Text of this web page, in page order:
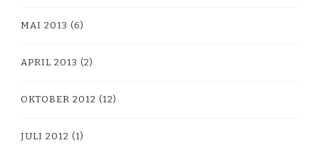
MAI 2013 (6)
APRIL 2013 (2)
OKTOBER 2012 (12)
JULI 2012 (1)